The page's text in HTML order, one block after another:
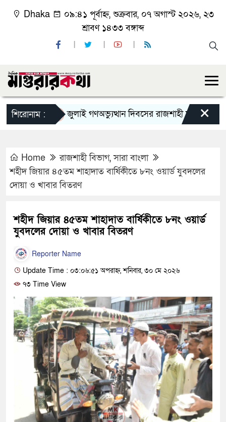
Dhaka
০৯:৪১ পূর্বাহ্ন, শুক্রবার, ০৭ অগাস্ট ২০২৬, ২৩
শ্রাবণ ১৪৩৩ বঙ্গাব্দ
শিরোনাম : জুলাই গণঅভ্যুত্থান দিবসের রাজশাহী মহানগর ×
Home রাজশাহী বিভাগ,সারা বাংলা
শহীদ জিয়ার ৪৫তম শাহাদাত বার্ষিকীতে ৮নং ওয়ার্ড যুবদলের
দোয়া ও খাবার বিতরণ
শহীদ জিয়ার ৪৫তম শাহাদাত বার্ষিকীতে ৮নং ওয়ার্ড
যুবদলের দোয়া ও খাবার বিতরণ
Reporter Name
Update Time : ০৩:০৬:৫১ অপরাহ্ন, শনিবার, ৩০ মে ২০২৬
৭৩ Time View